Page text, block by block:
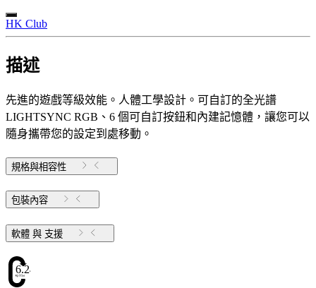
HK Club
描述
先進的遊戲等級效能。人體工學設計。可自訂的全光譜
LIGHTSYNC RGB、6 個可自訂按鈕和內建記憶體，讓您可以
隨身攜帶您的設定到處移動。
規格與相容性
包裝內容
軟體 與 支援
6.24